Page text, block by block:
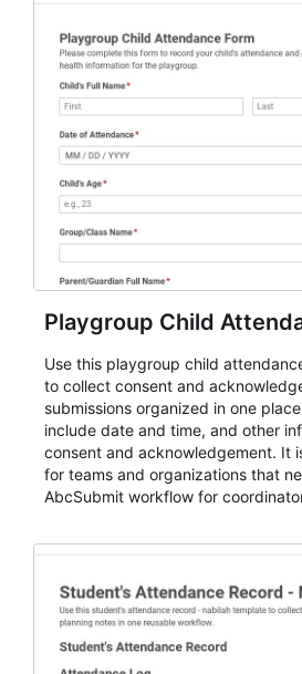
Playgroup Child
Use this playgroup child
to collect consent and
submissions organized in one
include date and time, and other
consent and acknowledgement. It
for teams and organizations that
AbcSubmit workflow for